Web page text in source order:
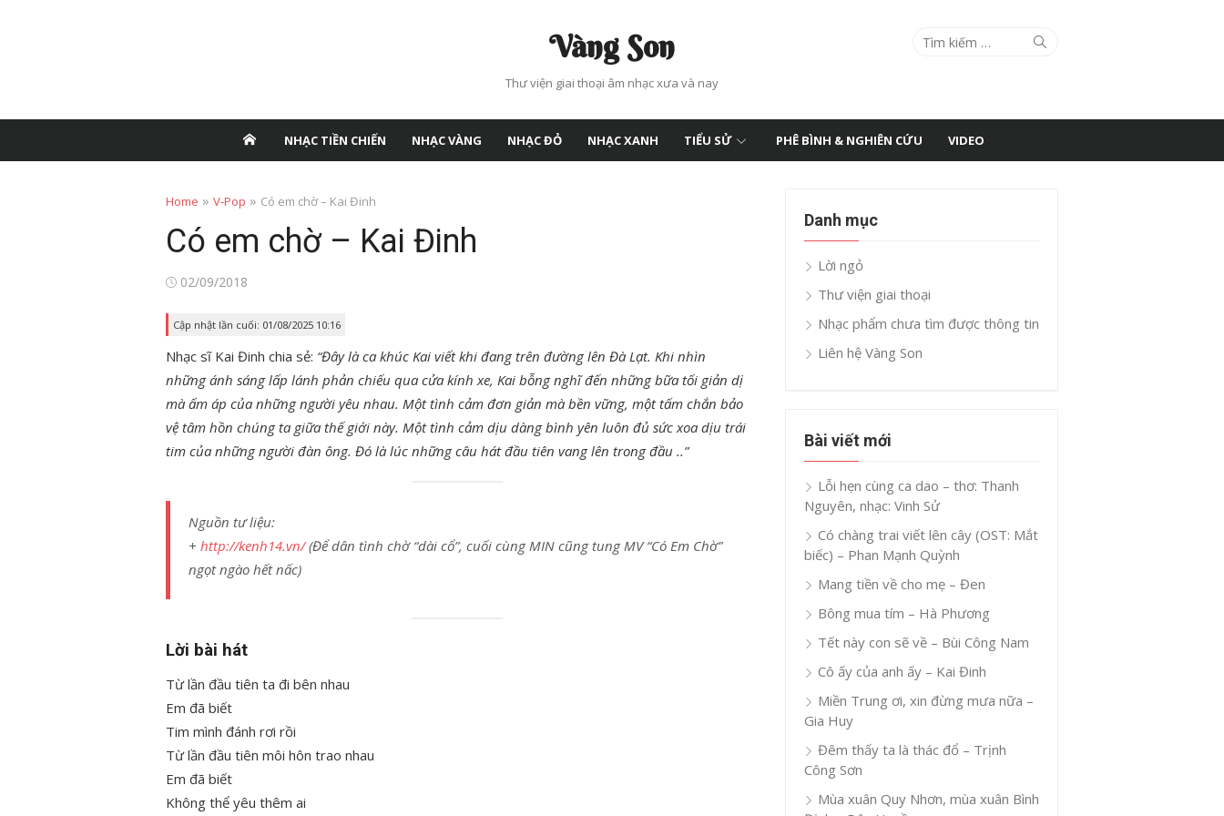
Vàng Son
Thư viện giai thoại âm nhạc xưa và nay
Search
Search
NHẠC TIỀN CHIẾN NHẠC VÀNG NHẠC ĐỎ NHẠC XANH TIỂU SỬ PHÊ BÌNH & NGHIÊN CỨU VIDEO
Home » V-Pop » Có em chờ – Kai Đinh
Có em chờ – Kai Đinh
Posted
02/09/2018
Cập nhật lần cuối: 01/08/2025 10:16
Nhạc sĩ Kai Đinh chia sẻ: “Đây là ca khúc Kai viết khi đang trên đường lên Đà Lạt. Khi nhìn
những ánh sáng lấp lánh phản chiếu qua cửa kính xe, Kai bỗng nghĩ đến những bữa tối giản dị
mà ấm áp của những người yêu nhau. Một tình cảm đơn giản mà bền vững, một tấm chắn bảo
vệ tâm hồn chúng ta giữa thế giới này. Một tình cảm dịu dàng bình yên luôn đủ sức xoa dịu trái
tim của những người đàn ông. Đó là lúc những câu hát đầu tiên vang lên trong đầu ..”
Nguồn tư liệu:
+ http://kenh14.vn/(Để dân tình chờ “dài cổ”, cuối cùng MIN cũng tung MV “Có Em Chờ”
ngọt ngào hết nấc)
Lời bài hát
Từ lần đầu tiên ta đi bên nhau
Em đã biết
Tim mình đánh rơi rồi
Từ lần đầu tiên môi hôn trao nhau
Em đã biết
Không thể yêu thêm ai
Danh mục
Lời ngỏ
Thư viện giai thoại
Nhạc phẩm chưa tìm được thông tin
Liên hệ Vàng Son
Bài viết mới
Lỗi hẹn cùng ca dao – thơ: Thanh
Nguyên, nhạc: Vinh Sử
Có chàng trai viết lên cây (OST: Mắt
biếc) – Phan Mạnh Quỳnh
Mang tiền về cho mẹ – Đen
Bông mua tím – Hà Phương
Tết này con sẽ về – Bùi Công Nam
Cô ấy của anh ấy – Kai Đinh
Miền Trung ơi, xin đừng mưa nữa –
Gia Huy
Đêm thấy ta là thác đổ – Trịnh
Công Sơn
Mùa xuân Quy Nhơn, mùa xuân Bình